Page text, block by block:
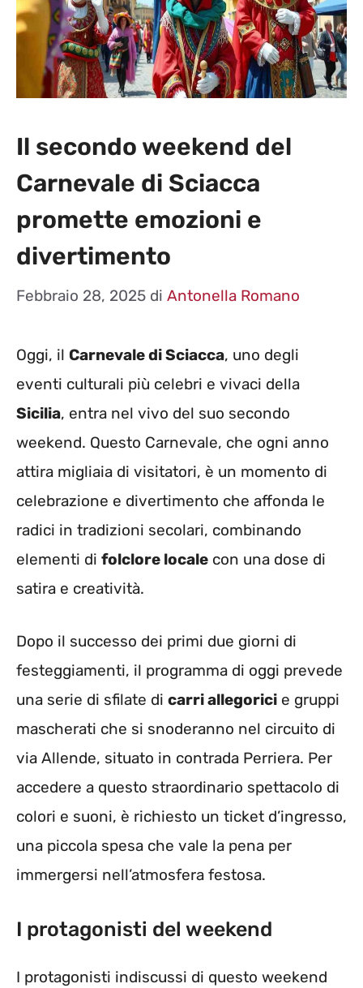
Il secondo weekend del
Carnevale di Sciacca
promette emozioni e
divertimento
Febbraio 28, 2025 di Antonella Romano
Oggi, il Carnevale di Sciacca, uno degli
eventi culturali più celebri e vivaci della
Sicilia, entra nel vivo del suo secondo
weekend. Questo Carnevale, che ogni anno
attira migliaia di visitatori, è un momento di
celebrazione e divertimento che affonda le
radici in tradizioni secolari, combinando
elementi di folclore locale con una dose di
satira e creatività.
Dopo il successo dei primi due giorni di
festeggiamenti, il programma di oggi prevede
una serie di sfilate di carri allegorici e gruppi
mascherati che si snoderanno nel circuito di
via Allende, situato in contrada Perriera. Per
accedere a questo straordinario spettacolo di
colori e suoni, è richiesto un ticket d’ingresso,
una piccola spesa che vale la pena per
immergersi nell’atmosfera festosa.
I protagonisti del weekend
I protagonisti indiscussi di questo weekend